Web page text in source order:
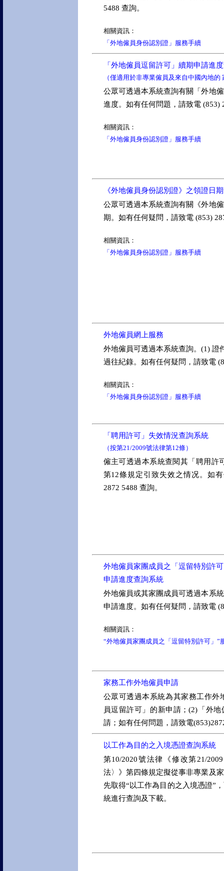
5488 查詢。
相關資訊：
「外地僱員身份認別證」服務手續
「外地僱員逗留許可」續期申請進
（僅適用於非專業僱員及來自中國內地的
公眾可透過本系統查詢有關「外地
進度。如有任何問題，請致電 (853)
相關資訊：
「外地僱員身份認別證」服務手續
《外地僱員身份認別證》之領證日
公眾可透過本系統查詢有關《外地
期。如有任何疑問，請致電 (853)
相關資訊：
「外地僱員身份認別證」服務手續
外地僱員網上服務
外地僱員可透過本系統查詢。(1) 證
過往紀錄。如有任何疑問，請致電
相關資訊：
「外地僱員身份認別證」服務手續
「聘用許可」失效情況查詢系統
（按第21/2009號法律第12條）
僱主可透過本系統查閱其「聘用許
第12條規定引致失效之情况。如
2872 5488 查詢。
外地僱員家團成員之「逗留特別許
申請進度查詢系統
外地僱員或其家團成員可透過本系
申請進度。如有任何疑問，請致電
相關資訊：
“外地僱員家團成員之「逗留特別許可」”
家務工作外地僱員申請
公眾可透過本系統為其家務工作外
員逗留許可」的新申請；(2)「外
請；如有任何問題，請致電
以工作為目的之入境憑證查詢系統
第10/2020號法律《修改第21/
法〉》第四條規定擬從事非專業及
先取得“以工作為目的之入境憑證”
統進行查詢及下載。